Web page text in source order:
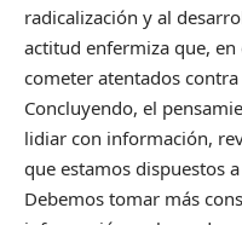
radicalización y al
actitud enfermiza que, en
cometer atentados
Concluyendo, el
lidiar con información,
que estamos dispuestos
Debemos tomar más